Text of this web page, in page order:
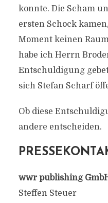
konnte. Die Scham
ersten Schock
Moment keinen
habe ich Herrn
Entschuldigung
sich Stefan Scharf
Ob diese
andere entscheiden.
wwr publishing
Steffen Steuer